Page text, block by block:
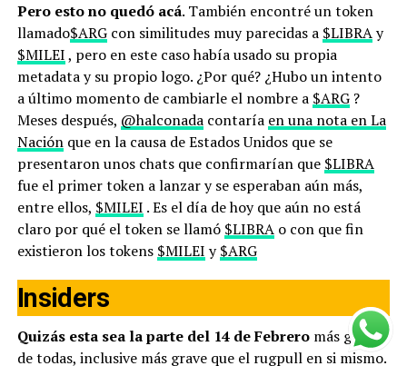
Pero esto no quedó acá. También encontré un token
llamado$ARGcon similitudes muy parecidas a $LIBRAy
$MILEI, pero en este caso había usado su propia
metadata y su propio logo. ¿Por qué? ¿Hubo un intento
a último momento de cambiarle el nombre a $ARG?
Meses después, @halconadacontaría en una nota en La
Naciónque en la causa de Estados Unidos que se
presentaron unos chats que confirmarían que $LIBRA
fue el primer token a lanzar y se esperaban aún más,
entre ellos, $MILEI . Es el día de hoy que aún no está
claro por qué el token se llamó $LIBRAo con que fin
existieron los tokens $MILEI y$ARG
Insiders
Quizás esta sea la parte del 14 de Febreromás grave
de todas, inclusive más grave que el rugpull en si mismo.